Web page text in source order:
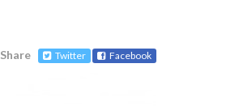
Share Twitter Facebook